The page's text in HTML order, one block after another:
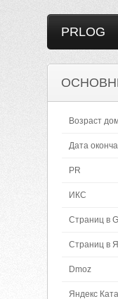
PRLOG
Возраст
Дата
PR
ИКС
Страниц в
Страниц в
Dmoz
Яндекс